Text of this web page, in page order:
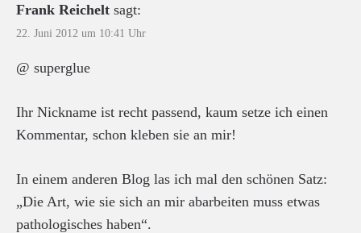
Frank Reichelt sagt:
22. Juni 2012 um 10:41 Uhr
@ superglue
Ihr Nickname ist recht passend, kaum setze ich einen
Kommentar, schon kleben sie an mir!
In einem anderen Blog las ich mal den schönen Satz:
„Die Art, wie sie sich an mir abarbeiten muss etwas
pathologisches haben“.